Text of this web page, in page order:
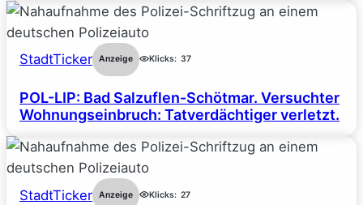
StadtTicker Anzeige Klicks: 37
POL-LIP: Bad Salzuflen-Schötmar. Versuchter
Wohnungseinbruch: Tatverdächtiger verletzt.
StadtTicker Anzeige Klicks: 27